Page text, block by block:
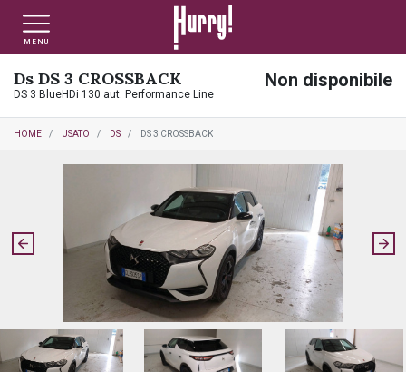
MENU
Ds DS 3 CROSSBACK
DS 3 BlueHDi 130 aut. Performance Line
Non disponibile
HOME USATO DS DS 3 CROSSBACK
NLT PRIVATI
NLT USATO PRIVATI
NLT NUOVO
FINANZIAMENTO
VALUTA E VENDI